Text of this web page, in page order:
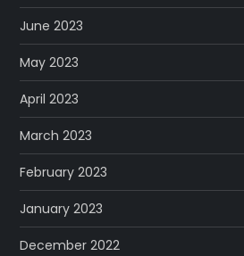
June 2023
May 2023
April 2023
March 2023
February 2023
January 2023
December 2022